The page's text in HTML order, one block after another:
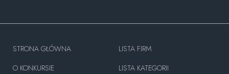
STRONA GŁÓWNA
O KONKURSIE
LISTA FIRM
LISTA KATEGORII